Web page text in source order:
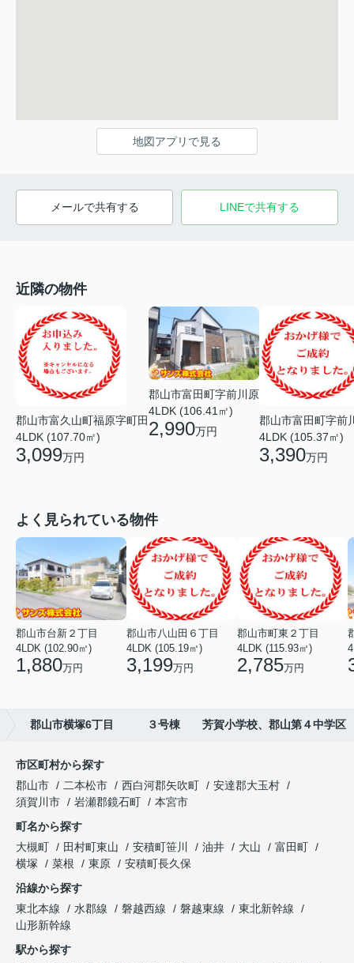
地図アプリで見る
メールで共有する LINEで共有する
近隣の物件
郡山市富久山町福原字町田
4LDK (107.70㎡)
3,099万円
郡山市富田町字前川原
4LDK (106.41㎡)
2,990万円
郡山市富田町字前
4LDK (105.37㎡)
3,390万円
よく見られている物件
郡山市台新２丁目
4LDK (102.90㎡)
1,880万円
郡山市八山田６丁目
4LDK (105.19㎡)
3,199万円
郡山市町東２丁目
4LDK (115.93㎡)
2,785万円
郡山市横塚6丁目 ３号棟 芳賀小学校、郡山第４中学区
市区町村から探す
郡山市
二本松市 西白河郡矢吹町
安達郡大玉村
須賀川市
岩瀬郡鏡石町
本宮市
町名から探す
大槻町
田村町東山 安積町笹川 油井 大山
富田町
横塚
菜根 東原
安積町長久保
沿線から探す
東北本線
水郡線 磐越西線 磐越東線
東北新幹線
山形新幹線
駅から探す